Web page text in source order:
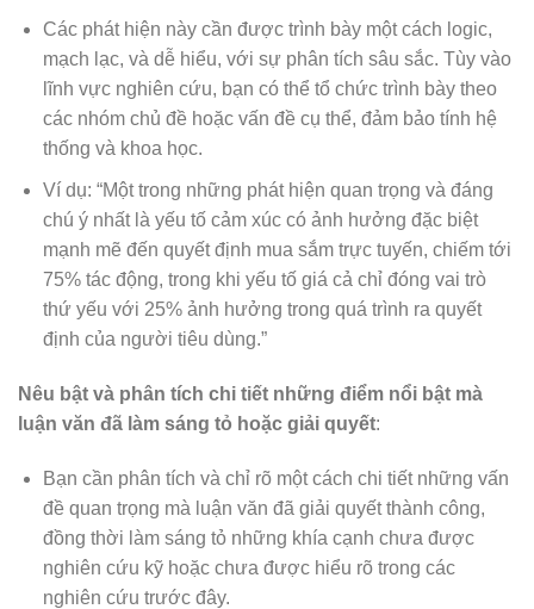
Các phát hiện này cần được trình bày một cách logic,
mạch lạc, và dễ hiểu, với sự phân tích sâu sắc. Tùy vào
lĩnh vực nghiên cứu, bạn có thể tổ chức trình bày theo
các nhóm chủ đề hoặc vấn đề cụ thể, đảm bảo tính hệ
thống và khoa học.
Ví dụ: “Một trong những phát hiện quan trọng và đáng
chú ý nhất là yếu tố cảm xúc có ảnh hưởng đặc biệt
mạnh mẽ đến quyết định mua sắm trực tuyến, chiếm tới
75% tác động, trong khi yếu tố giá cả chỉ đóng vai trò
thứ yếu với 25% ảnh hưởng trong quá trình ra quyết
định của người tiêu dùng.”
Nêu bật và phân tích chi tiết những điểm nổi bật mà
luận văn đã làm sáng tỏ hoặc giải quyết:
Bạn cần phân tích và chỉ rõ một cách chi tiết những vấn
đề quan trọng mà luận văn đã giải quyết thành công,
đồng thời làm sáng tỏ những khía cạnh chưa được
nghiên cứu kỹ hoặc chưa được hiểu rõ trong các
nghiên cứu trước đây.